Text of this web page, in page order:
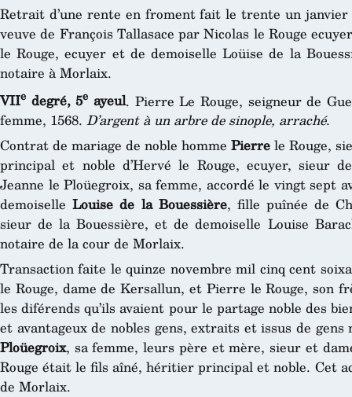
Retrait d’une rente en froment fait le trente un
veuve de François Tallasace par Nicolas le Rouge
le Rouge, ecuyer et de demoiselle Loüise de la
notaire à Morlaix.
VIIe degré, 5e ayeul. Pierre Le Rouge, seigneur de
femme, 1568. D’argent à un arbre de sinople, arraché.
Contrat de mariage de noble homme Pierre le Rouge,
principal et noble d’Hervé le Rouge, ecuyer, sieur
Jeanne le Ploüegroix, sa femme, accordé le vingt sept
demoiselleLouise de la Bouessière, fille puînée de
sieur de la Bouessière, et de demoiselle Louise
notaire de la cour de Morlaix.
Transaction faite le quinze novembre mil cinq cent
le Rouge, dame de Kersallun, et Pierre le Rouge, son
les diférends qu’ils avaient pour le partage noble des
et avantageux de nobles gens, extraits et issus de
Ploüegroix, sa femme, leurs père et mère, sieur et
Rouge était le fils aîné, héritier principal et noble. Cet
de Morlaix.